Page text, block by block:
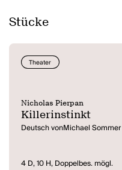
Stücke
Theater
Nicholas Pierpan
Killerinstinkt
Deutsch vonMichael Sommer
4 D, 10 H, Doppelbes. mögl.